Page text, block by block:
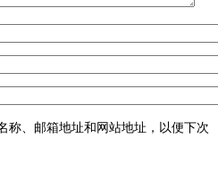
称、邮箱地址和网站地址，以便下次